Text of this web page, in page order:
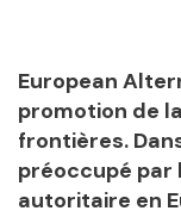
European
promotion de
frontières.
préoccupé par
autoritaire en